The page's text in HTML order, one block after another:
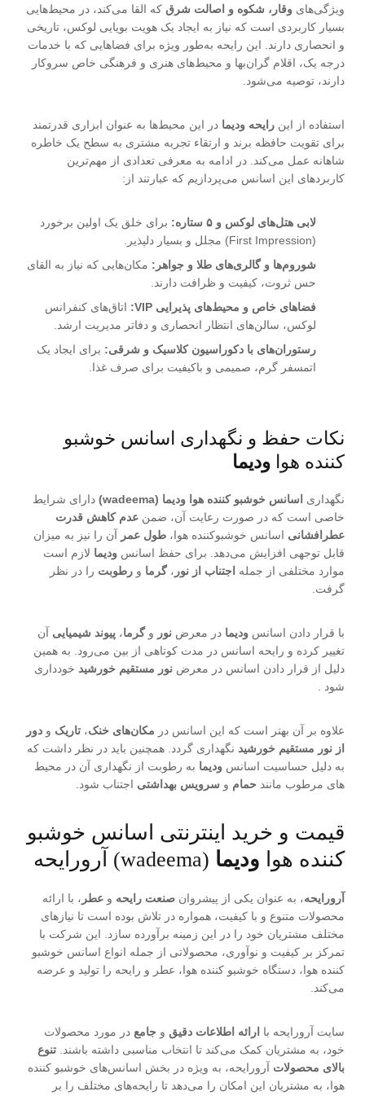
ویژگی‌های وقار، شکوه و اصالت شرق که القا می‌کند، در محیط‌هایی
بسیار کاربردی است که نیاز به ایجاد یک هویت بویایی لوکس، تاریخی
و انحصاری دارند. این رایحه به‌طور ویژه برای فضاهایی که با خدمات
درجه یک، اقلام گران‌بها و محیط‌های هنری و فرهنگی خاص سروکار
دارند، توصیه می‌شود.
استفاده از این رایحه ودیما در این محیط‌ها به عنوان ابزاری قدرتمند
برای تقویت حافظه برند و ارتقاء تجربه مشتری به سطح یک خاطره
شاهانه عمل می‌کند. در ادامه به معرفی تعدادی از مهم‌ترین
کاربردهای این اسانس می‌پردازیم که عبارتند از:
لابی هتل‌های لوکس و ۵ ستاره:
برای خلق یک اولین برخورد
(First Impression) مجلل و بسیار دلپذیر.
شوروم‌ها و گالری‌های طلا و جواهر: مکان‌هایی که نیاز به القای
حس ثروت، کیفیت و ظرافت دارند.
فضاهای خاص و محیط‌های پذیرایی VIP:
اتاق‌های کنفرانس
لوکس، سالن‌های انتظار انحصاری و دفاتر مدیریت ارشد.
رستوران‌های با دکوراسیون کلاسیک و شرقی: برای ایجاد یک
اتمسفر گرم، صمیمی و باکیفیت برای صرف غذا.
نکات حفظ و نگهداری اسانس خوشبو
کننده هوا ودیما
نگهداری اسانس خوشبو کننده هوا ودیما (wadeema)
دارای شرایط
خاصی است که در صورت رعایت آن، ضمن عدم کاهش قدرت
عطرافشانی اسانس خوشبوکننده هوا، طول عمر آن را نیز به میزان
قابل توجهی افزایش می‌دهد. برای حفظ اسانس ودیما لازم است
موارد مختلفی از جمله اجتناب از نور ،گرما و رطوبت را در نظر
گرفت.
با قرار دادن اسانس ودیما در معرض نور وگرما، پیوند شیمیایی آن
تغییر کرده و رایحه اسانس در مدت کوتاهی از بین می‌رود. به همین
دلیل از قرار دادن اسانس در معرض نور مستقیم خورشید خودداری
شود .
علاوه بر آن بهتر است که این اسانس در مکان‌های خنک، تاریک و دور
از نور مستقیم خورشید نگهداری گردد. همچنین باید در نظر داشت که
به دلیل حساسیت اسانس ودیما به رطوبت از نگهداری آن در محیط
های مرطوب مانند حمام و سرویس بهداشتی اجتناب شود.
قیمت و خرید اینترنتی اسانس خوشبو
کننده هوا ودیما (wadeema) آرورایحه
آرورایحه، به عنوان یکی از پیشروان صنعت رایحه و عطر ، با ارائه
محصولات متنوع و با کیفیت، همواره در تلاش بوده است تا نیازهای
مختلف مشتریان خود را در این زمینه برآورده سازد. این شرکت با
تمرکز بر کیفیت و نوآوری، محصولاتی از جمله انواع اسانس‌ خوشبو
کننده هوا، دستگاه‌ خوشبو کننده هوا، عطر و رایحه را تولید و عرضه
می‌کند.
سایت آرورایحه با ارائه اطلاعات دقیق و جامع در مورد محصولات
خود، به مشتریان کمک می‌کند تا انتخاب مناسبی داشته باشند. تنوع
بالای محصولات آرورایحه، به ویژه در بخش اسانس‌های خوشبو کننده
هوا، به مشتریان این امکان را می‌دهد تا رایحه‌های مختلف را بر